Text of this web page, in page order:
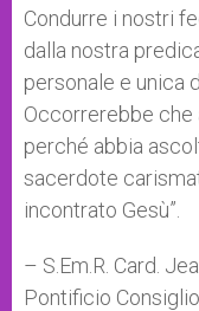
Condurre i nostri
dalla nostra
personale e unica
Occorrerebbe che
perché abbia
sacerdote
incontrato Gesù”.
– S.Em.R. Card.
Pontificio